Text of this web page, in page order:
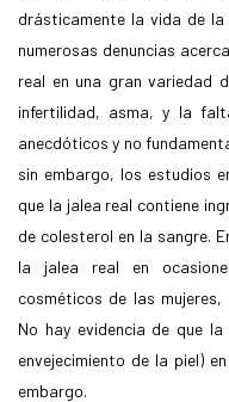
drásticamente la vida de
numerosas denuncias
real en una gran variedad
infertilidad, asma, y ​​la
anecdóticos y no
sin embargo, los estudios
que la jalea real contiene
de colesterol en la sangre.
la jalea real en
cosméticos de las
No hay evidencia de que
envejecimiento de la piel)
embargo.